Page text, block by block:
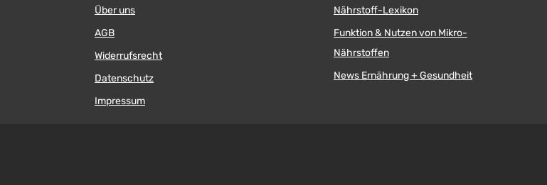
Über uns
AGB
Widerrufsrecht
Datenschutz
Impressum
Nährstoff-Lexikon
Funktion & Nutzen von Mikro-
Nährstoffen
News Ernährung + Gesundheit